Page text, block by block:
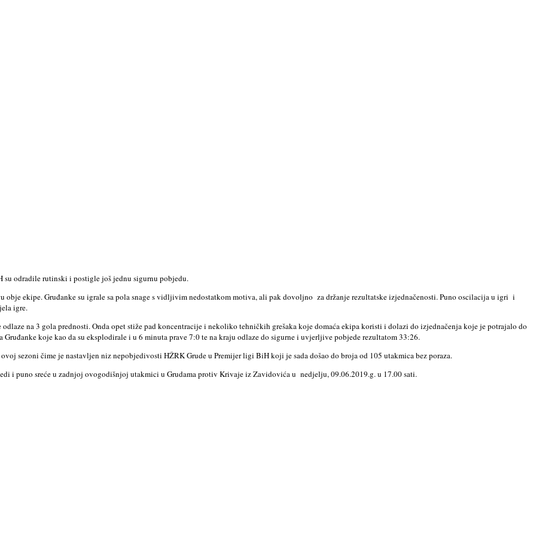
odradile rutinski i postigle još jednu sigurnu pobjedu.
ekipe. Gruđanke su igrale sa pola snage s vidljivim nedostatkom motiva, ali pak dovoljno za držanje rezultatske izjednačenosti. Puno oscilacija u igri i
igre.
na 3 gola prednosti. Onda opet stiže pad koncentracije i nekoliko tehničkih grešaka koje domaća ekipa koristi i dolazi do izjednačenja koje je potrajalo do
koje kao da su eksplodirale i u 6 minuta prave 7:0 te na kraju odlaze do sigurne i uvjerljive pobjede rezultatom 33:26.
sezoni čime je nastavljen niz nepobjedivosti HŽRK Grude u Premijer ligi BiH koji je sada došao do broja od 105 utakmica bez poraza.
i puno sreće u zadnjoj ovogodišnjoj utakmici u Grudama protiv Krivaje iz Zavidovića u nedjelju, 09.06.2019.g. u 17.00 sati.